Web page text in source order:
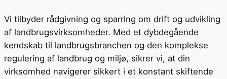
Vi tilbyder rådgivning og sparring om drift og udvikling
af landbrugsvirksomheder. Med et dybdegående
kendskab til landbrugsbranchen og den komplekse
regulering af landbrug og miljø, sikrer vi, at din
virksomhed navigerer sikkert i et konstant skiftende